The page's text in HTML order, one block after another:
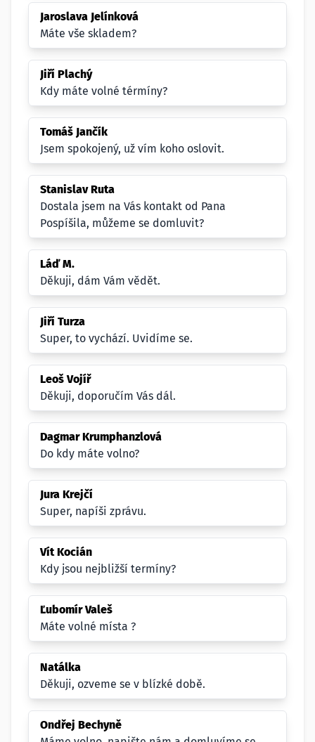
Jaroslava Jelínková
Máte vše skladem?
Jiří Plachý
Kdy máte volné térmíny?
Tomáš Jančík
Jsem spokojený, už vím koho oslovit.
Stanislav Ruta
Dostala jsem na Vás kontakt od Pana
Pospíšila, můžeme se domluvit?
Láď M.
Děkuji, dám Vám vědět.
Jiří Turza
Super, to vychází. Uvidíme se.
Leoš Vojíř
Děkuji, doporučím Vás dál.
Dagmar Krumphanzlová
Do kdy máte volno?
Jura Krejčí
Super, napíši zprávu.
Vít Kocián
Kdy jsou nejbližší termíny?
Ľubomír Valeš
Máte volné místa ?
Natálka
Děkuji, ozveme se v blízké době.
Ondřej Bechyně